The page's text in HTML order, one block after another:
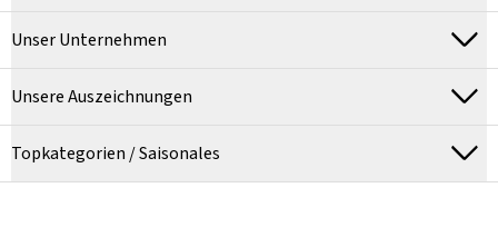
Unser Unternehmen
Unsere Auszeichnungen
Topkategorien / Saisonales